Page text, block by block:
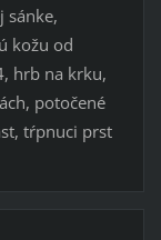
sánke,
kožu od
hrb na krku,
potočené
tŕpnuci prst